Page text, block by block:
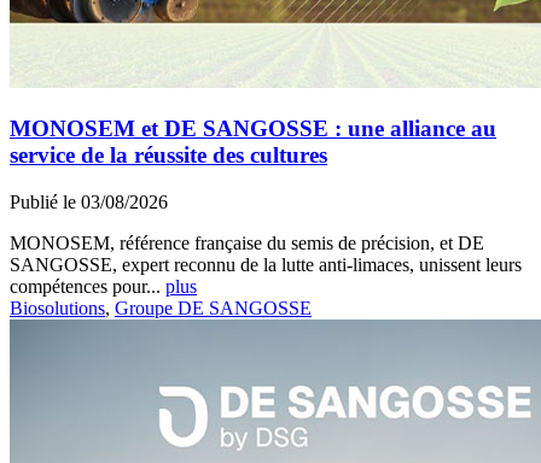
MONOSEM et DE SANGOSSE : une alliance au
service de la réussite des cultures
Publié le 03/08/2026
MONOSEM, référence française du semis de précision, et DE
SANGOSSE, expert reconnu de la lutte anti-limaces, unissent leurs
compétences pour... plus
Biosolutions, Groupe DE SANGOSSE